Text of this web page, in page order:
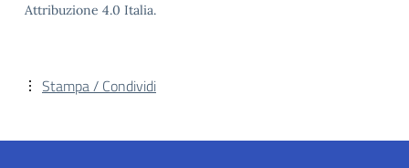
Attribuzione 4.0 Italia.
Stampa / Condividi